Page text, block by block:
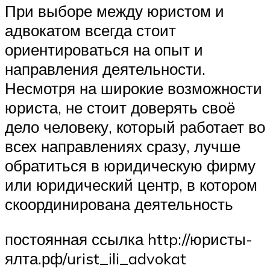
При выборе между юристом и
адвокатом всегда стоит
ориентироваться на опыт и
направления деятельности.
Несмотря на широкие возможности
юриста, не стоит доверять своё
дело человеку, который работает во
всех направлениях сразу, лучше
обратиться в юридическую фирму
или юридический центр, в котором
скоординирована деятельность
постоянная ссылка http://юристы-
ялта.рф/urist_ili_advokat